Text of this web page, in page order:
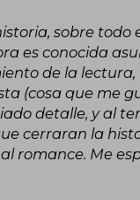
sobre todo
es conocida
de la
(cosa que me
detalle, y al
cerraran la
romance. Me